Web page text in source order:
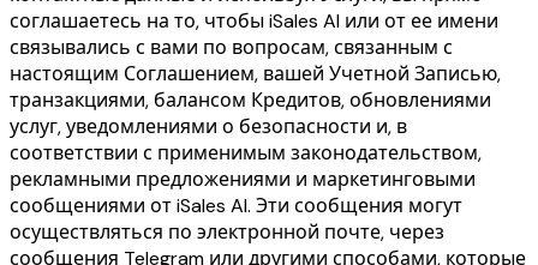
соглашаетесь на то, чтобы iSales AI или от ее имени
связывались с вами по вопросам, связанным с
настоящим Соглашением, вашей Учетной Записью,
транзакциями, балансом Кредитов, обновлениями
услуг, уведомлениями о безопасности и, в
соответствии с применимым законодательством,
рекламными предложениями и маркетинговыми
сообщениями от iSales AI. Эти сообщения могут
осуществляться по электронной почте, через
сообщения Telegram или другими способами, которые